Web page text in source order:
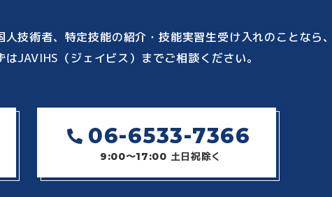
人技術者、特定技能の紹介・技能実習生受け入れのことなら、
はJAVIHS（ジェイビス）までご相談ください。
06-6533-7366
9:00〜17:00 土日祝除く